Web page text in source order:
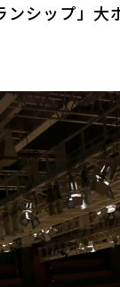
ンシップ」大